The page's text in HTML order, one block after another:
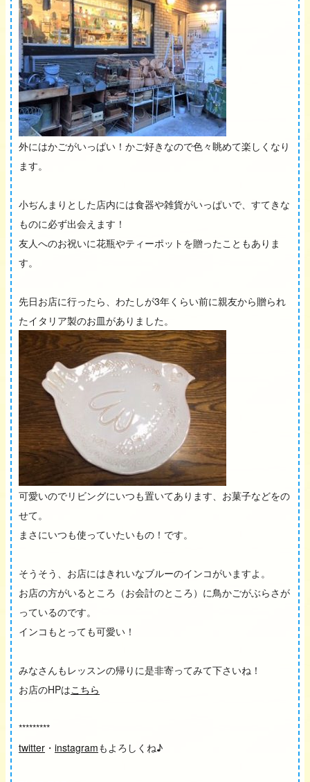
外にはかごがいっぱい！かご好きなので色々眺めて楽しくなり
ます。
小ぢんまりとした店内には食器や雑貨がいっぱいで、すてきな
ものに必ず出会えます！
友人へのお祝いに花瓶やティーポットを贈ったこともありま
す。
先日お店に行ったら、わたしが3年くらい前に親友から贈られ
たイタリア製のお皿がありました。
可愛いのでリビングにいつも置いてあります、お菓子などをの
せて。
まさにいつも使っていたいもの！です。
そうそう、お店にはきれいなブルーのインコがいますよ。
お店の方がいるところ（お会計のところ）に鳥かごがぶらさが
っているのです。
インコもとっても可愛い！
みなさんもレッスンの帰りに是非寄ってみて下さいね！
お店のHPはこちら
*********
twitter ・ instagramもよろしくね♪